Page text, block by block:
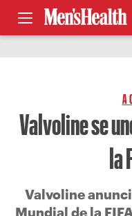
Valvoline se
la
Valvoline
Mundial de la